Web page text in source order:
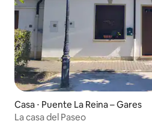
Casa ⋅ Puente La Reina – Gares
La casa del Paseo